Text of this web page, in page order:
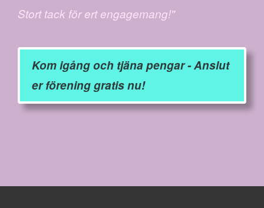
Stort tack för ert engagemang!"
Kom igång och tjäna pengar - Anslut
er förening gratis nu!